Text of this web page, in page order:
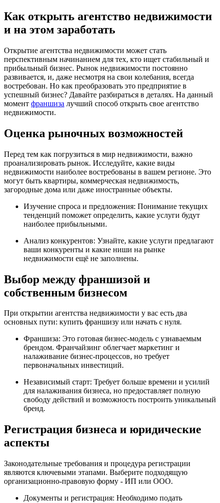
Как открыть агентство недвижимости
и на этом заработать
Открытие агентства недвижимости может стать
перспективным начинанием для тех, кто ищет стабильный и
прибыльный бизнес. Рынок недвижимости постоянно
развивается, и, даже несмотря на свои колебания, всегда
востребован. Но как преобразовать это предприятие в
успешный бизнес? Давайте разбираться в деталях. На данный
момент франшиза лучший способ открыть свое агентство
недвижимости.
Оценка рыночных возможностей
Перед тем как погрузиться в мир недвижимости, важно
проанализировать рынок. Исследуйте, какие виды
недвижимости наиболее востребованы в вашем регионе. Это
могут быть квартиры, коммерческая недвижимость,
загородные дома или даже иностранные объекты.
Изучение спроса и предложения: Понимание текущих
тенденций поможет определить, какие услуги будут
наиболее прибыльными.
Анализ конкурентов: Узнайте, какие услуги предлагают
ваши конкуренты и какие ниши на рынке
недвижимости ещё не заполнены.
Выбор между франшизой и
собственным бизнесом
При открытии агентства недвижимости у вас есть два
основных пути: купить франшизу или начать с нуля.
Франшиза: Это готовая бизнес-модель с узнаваемым
брендом. Франчайзинг облегчает маркетинг и
налаживание бизнес-процессов, но требует
первоначальных инвестиций.
Независимый старт: Требует больше времени и усилий
для налаживания бизнеса, но предоставляет полную
свободу действий и возможность построить уникальный
бренд.
Регистрация бизнеса и юридические
аспекты
Законодательные требования и процедура регистрации
являются ключевыми этапами. Выберите подходящую
организационно-правовую форму - ИП или ООО.
Документы и регистрация: Необходимо подать